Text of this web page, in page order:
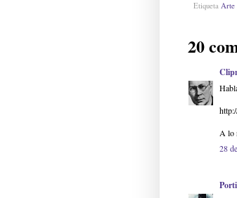
Etiqueta Arte
20
A lo
28